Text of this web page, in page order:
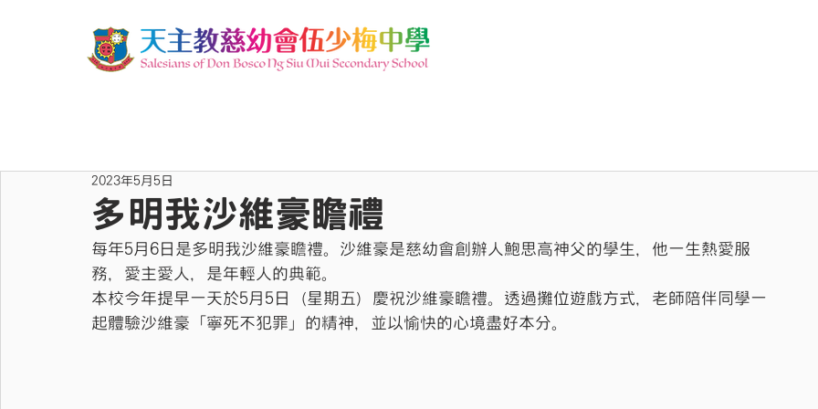
多明我沙維豪瞻禮
2023年5月5日
每年5月6日是多明我沙維豪瞻禮。沙維豪是慈幼會創辦人鮑思高神父的學生，他一生熱愛服
務，愛主愛人，是年輕人的典範。
本校今年提早一天於5月5日（星期五）慶祝沙維豪瞻禮。透過攤位遊戲方式，老師陪伴同學一
起體驗沙維豪「寧死不犯罪」的精神，並以愉快的心境盡好本分。